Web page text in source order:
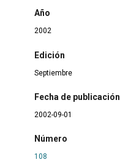
Año
2002
Edición
Septiembre
Fecha de publicación
2002-09-01
Número
108